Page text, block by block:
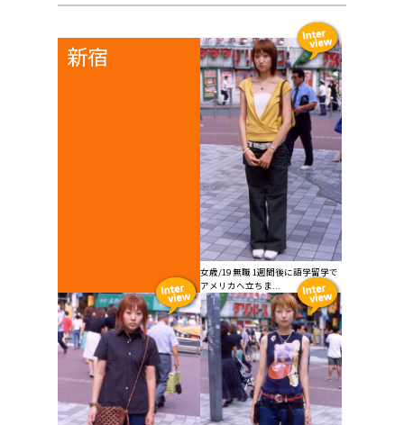
新宿
女歳/19 無職 1週間後に語学留学で
アメリカへ立ちま...